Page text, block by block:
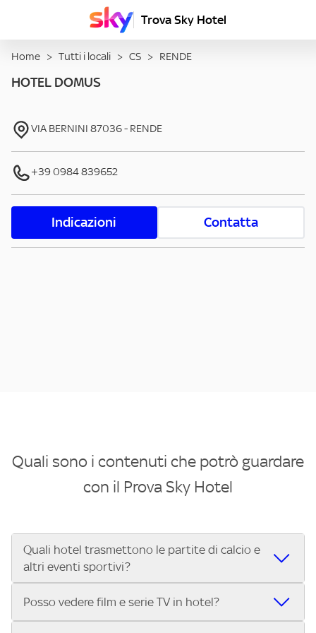
Trova Sky Hotel
Home > Tutti i locali > CS > RENDE
HOTEL DOMUS
VIA BERNINI 87036- RENDE
+39 0984 839652
Indicazioni Contatta
Quali sono i contenuti che potrò guardare
con il Prova Sky Hotel
Quali hotel trasmettono le partite di calcio e
altri eventi sportivi?
Se cerchi un hotel dove poter vedere le partite di Serie A,
Posso vedere film e serie TV in hotel?